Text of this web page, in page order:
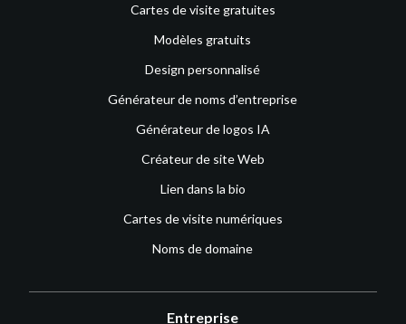
Cartes de visite gratuites
Modèles gratuits
Design personnalisé
Générateur de noms d’entreprise
Générateur de logos IA
Créateur de site Web
Lien dans la bio
Cartes de visite numériques
Noms de domaine
Entreprise